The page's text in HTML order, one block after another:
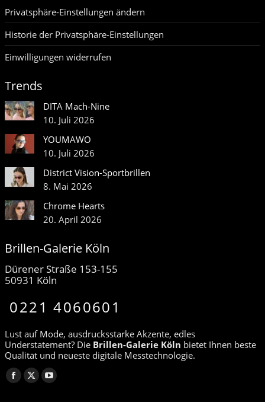
Privatsphäre-Einstellungen ändern
Historie der Privatsphäre-Einstellungen
Einwilligungen widerrufen
Trends
DITA Mach-Nine
10. Juli 2026
YOUMAWO
10. Juli 2026
District Vision-Sportbrillen
8. Mai 2026
Chrome Hearts
20. April 2026
Brillen-Galerie Köln
Dürener Straße 153-155
50931 Köln
0221 4060601
Lust auf Mode, ausdrucksstarke Akzente, edles
Understatement? Die Brillen-Galerie Köln bietet Ihnen beste
Qualität und neueste digitale Messtechnologie.
Finden Sie uns auf:
Facebook
X
YouTube